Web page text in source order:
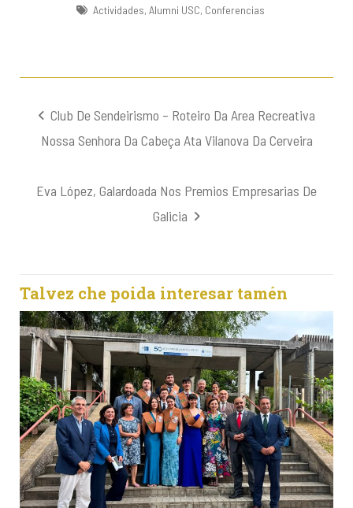
Actividades, Alumni USC, Conferencias
Navegación
Club De Sendeirismo – Roteiro Da Area Recreativa
Nossa Senhora Da Cabeça Ata Vilanova Da Cerveira
Eva López, Galardoada Nos Premios Empresarias De
Galicia
Talvez che poida interesar tamén